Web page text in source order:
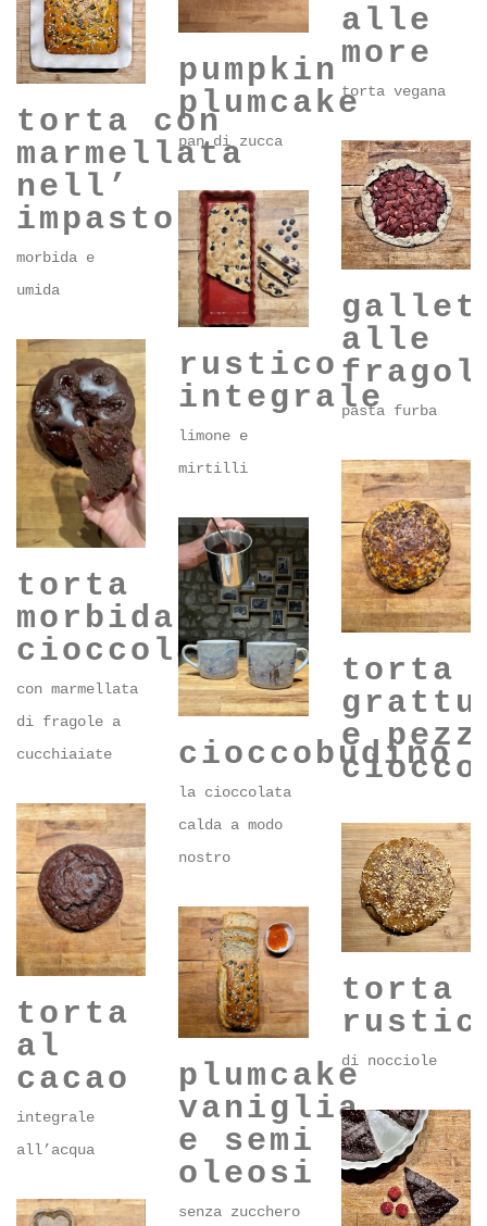
alle
more
pumpkin
plumcake
torta con
marmellata
nell’
impasto
morbida e
alle
rustico
integrale
limone e
torta
morbida al
cioccolato
con marmellata
di fragole a
torta
e
cioccobudino
la cioccolata
calda a modo
torta
al
cacao
integrale
torta
plumcake
vaniglia
e semi
oleosi